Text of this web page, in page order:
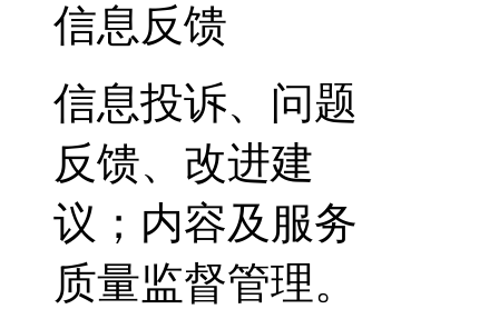
信息反馈
信息投诉、问题
反馈、改进建
议；内容及服务
质量监督管理。